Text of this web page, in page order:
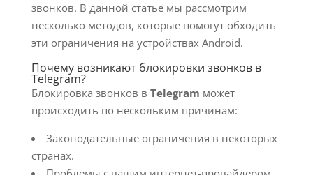
звонков. В данной статье мы рассмотрим
несколько методов, которые помогут обходить
эти ограничения на устройствах Android.
Почему возникают блокировки звонков в
Telegram?
Блокировка звонков в Telegram может
происходить по нескольким причинам:
Законодательные ограничения в некоторых
странах.